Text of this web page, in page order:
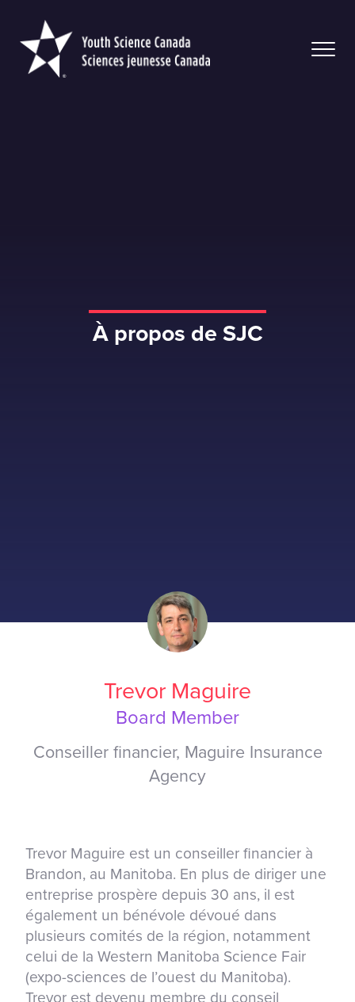
Youth
Science
Canada
À propos de SJC
Trevor Maguire
Board Member
Conseiller financier, Maguire Insurance
Agency
Trevor Maguire est un conseiller financier à
Brandon, au Manitoba. En plus de diriger une
entreprise prospère depuis 30 ans, il est
également un bénévole dévoué dans
plusieurs comités de la région, notamment
celui de la Western Manitoba Science Fair
(expo-sciences de l’ouest du Manitoba).
Trevor est devenu membre du conseil